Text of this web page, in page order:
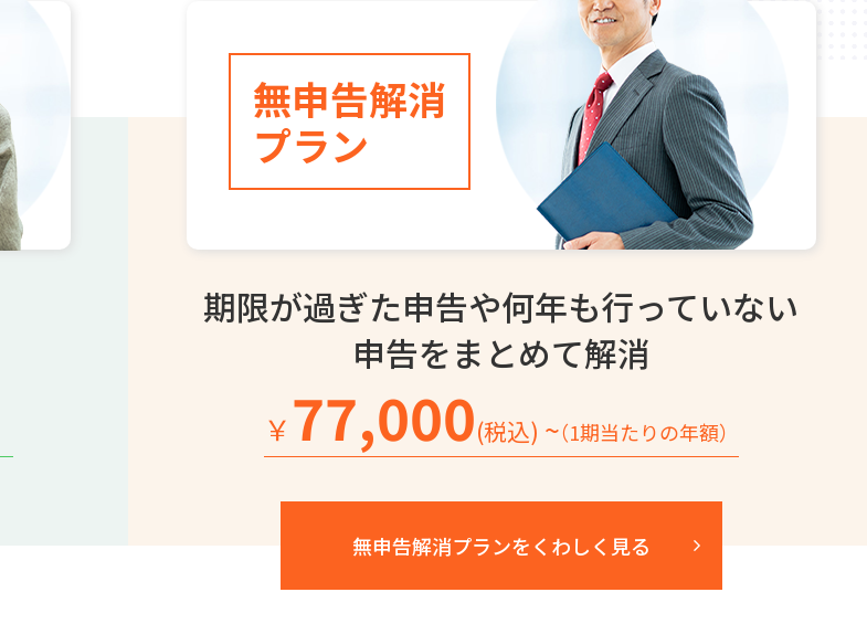
無申告解消
プラン
期限が過ぎた申告や何年も行っていない
申告をまとめて解消
￥77,000(税込) ~
（1期当たりの年額）
無申告解消プランをくわしく見る